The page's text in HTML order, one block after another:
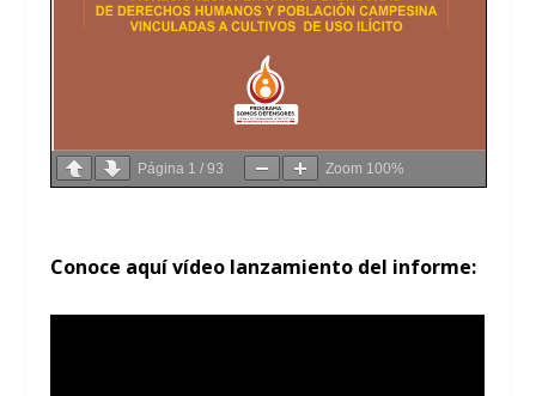
Página 1 /93 Zoom 100%
Conoce aquí vídeo lanzamiento del informe: